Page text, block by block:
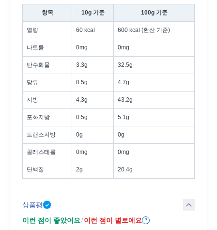
항목 10g 기준 100g 기준
열량 60 kcal 600 kcal (환산 기준)
나트륨 0mg 0mg
탄수화물 3.3g 32.5g
당류 0.5g 4.7g
지방 4.3g 43.2g
포화지방 0.5g 5.1g
트랜스지방 0g 0g
콜레스테롤 0mg 0mg
단백질 2g 20.4g
상품평
이런 점이 좋았어요 / 이런 점이 별로예요 ?